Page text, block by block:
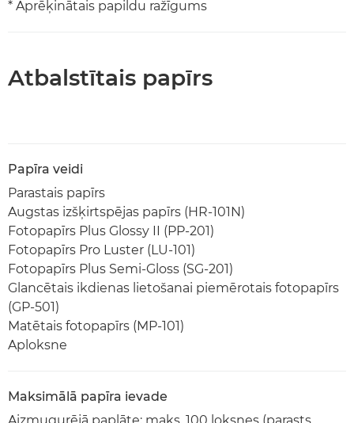
* Aprēķinātais papildu ražīgums
Atbalstītais papīrs
Papīra veidi
Parastais papīrs
Augstas izšķirtspējas papīrs (HR-101N)
Fotopapīrs Plus Glossy II (PP-201)
Fotopapīrs Pro Luster (LU-101)
Fotopapīrs Plus Semi-Gloss (SG-201)
Glancētais ikdienas lietošanai piemērotais fotopapīrs
(GP-501)
Matētais fotopapīrs (MP-101)
Aploksne
Maksimālā papīra ievade